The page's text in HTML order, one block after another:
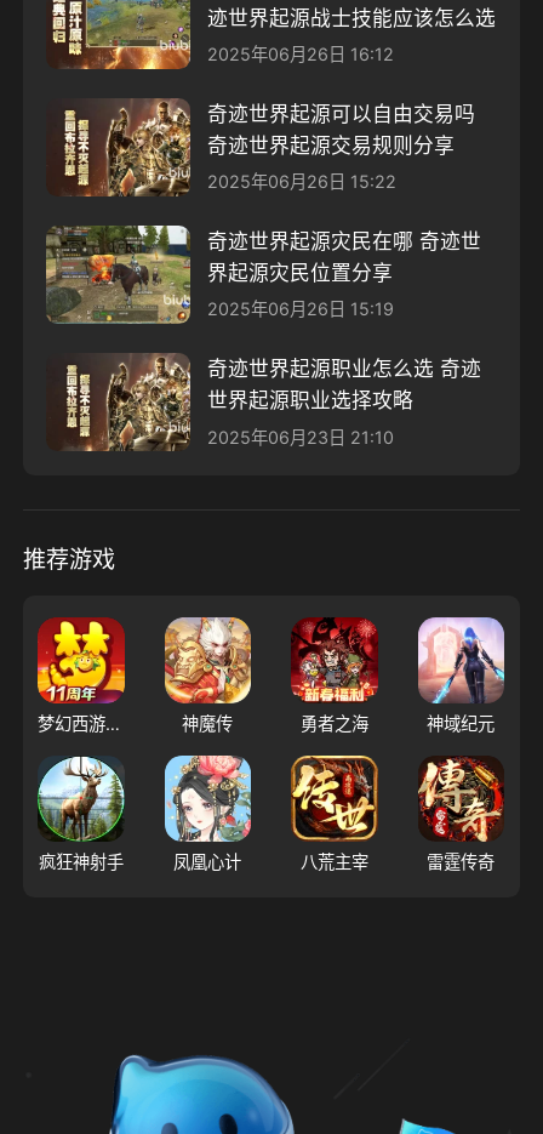
迹世界起源战士技能应该怎么选
2025年06月26日 16:12
奇迹世界起源可以自由交易吗
奇迹世界起源交易规则分享
2025年06月26日 15:22
奇迹世界起源灾民在哪 奇迹世
界起源灾民位置分享
2025年06月26日 15:19
奇迹世界起源职业怎么选 奇迹
世界起源职业选择攻略
2025年06月23日 21:10
推荐游戏
梦幻西游（大陆服） 神魔传 勇者之海 神域纪元
疯狂神射手 凤凰心计 八荒主宰 雷霆传奇